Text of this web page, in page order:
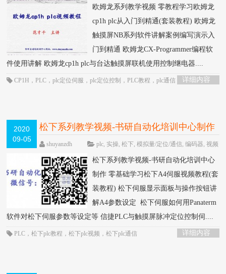
欧姆龙系列教学视频 零教程学习欧姆龙
cp1h plc从入门到精通(套装教程) 欧姆龙
触摸屏NB系列软件讲解案例编写演示入
门到精通 欧姆龙CX-Programmer编程软
件使用讲解 欧姆龙cp1h plc与台达触摸屏联机使用控制继电器....
详细内容
CP1H ，PLC ，plc定位伺服 ，plc定位控制 ，PLC教程 ，plc通信
欧姆龙
2020
09-05
松下系列教学视频-书研自动化培训中心制作
HOTshuyanzdh plc, 实操,松下,模拟量/定位/通信,编码器,视频
论
松下系列教学视频-书研自动化培训中心
制作 零基础学习松下A4伺服视频教程(套
装教程) 松下伺服显示面板与操作按钮讲
解A4参数设定 松下伺服如何用Panaterm
软件对松下伺服参数等设定等 信捷PLC与触摸屏脉冲定位控制伺....
详细内容
PLC ，松下plc教程 ，松下plc视频 ，松下plc通信